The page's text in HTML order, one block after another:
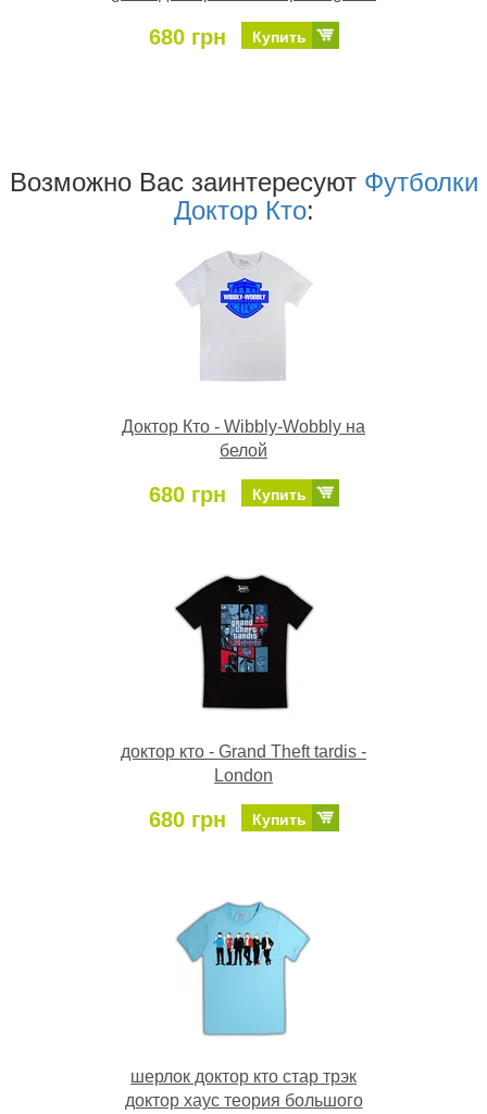
680 грн Купить
Возможно Ваc заинтересуют Футболки
Доктор Кто:
Доктор Кто - Wibbly-Wobbly на
белой
680 грн Купить
доктор кто - Grand Theft tardis -
London
680 грн Купить
шерлок доктор кто стар трэк
доктор хаус теория большого